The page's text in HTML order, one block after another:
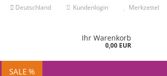
Deutschland Kundenlogin Merkzettel
Ihr Warenkorb
0,00 EUR
SALE %